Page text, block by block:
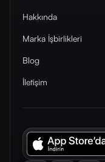
Hakkında
Marka İşbirlikleri
Blog
İletişim